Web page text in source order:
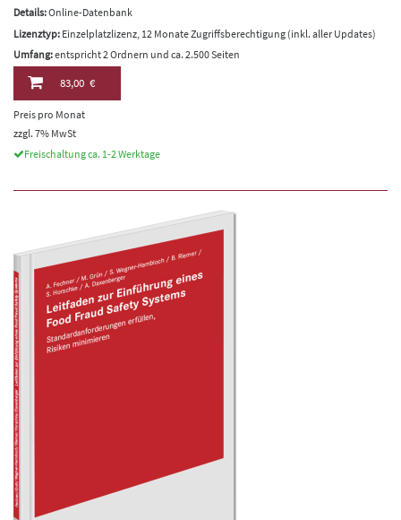
Details:Online-Datenbank
Lizenztyp: Einzelplatzlizenz, 12 Monate Zugriffsberechtigung (inkl. aller Updates)
Umfang:entspricht 2 Ordnern und ca. 2.500 Seiten
83,00 €
Preis pro Monat
zzgl. 7% MwSt
Freischaltung ca. 1-2 Werktage